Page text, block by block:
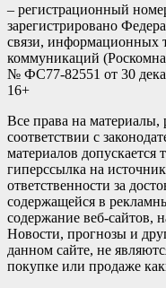
– регистрационный
зарегистрировано
связи, информационных
коммуникаций
№ ФС77-82551 от 30
16+
Все права на материалы,
соответствии с
материалов допускается
гиперссылка на
ответственности за
содержащейся в
содержание веб-сайтов,
Новости, прогнозы и
данном сайте, не
покупке или продаже